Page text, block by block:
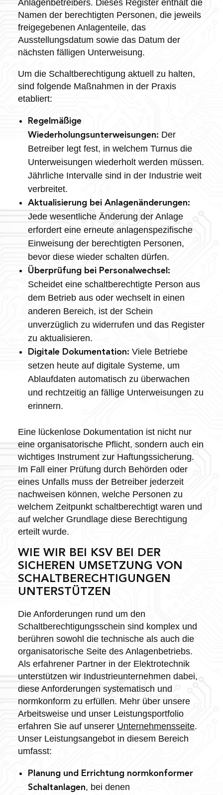
Anlagenbetreibers. Dieses Register enthält die
Namen der berechtigten Personen, die jeweils
freigegebenen Anlagenteile, das
Ausstellungsdatum sowie das Datum der
nächsten fälligen Unterweisung.
Um die Schaltberechtigung aktuell zu halten,
sind folgende Maßnahmen in der Praxis
etabliert:
Regelmäßige
Wiederholungsunterweisungen: Der
Betreiber legt fest, in welchem Turnus die
Unterweisungen wiederholt werden müssen.
Jährliche Intervalle sind in der Industrie weit
verbreitet.
Aktualisierung bei Anlagenänderungen:
Jede wesentliche Änderung der Anlage
erfordert eine erneute anlagenspezifische
Einweisung der berechtigten Personen,
bevor diese wieder schalten dürfen.
Überprüfung bei Personalwechsel:
Scheidet eine schaltberechtigte Person aus
dem Betrieb aus oder wechselt in einen
anderen Bereich, ist der Schein
unverzüglich zu widerrufen und das Register
zu aktualisieren.
Digitale Dokumentation: Viele Betriebe
setzen heute auf digitale Systeme, um
Ablaufdaten automatisch zu überwachen
und rechtzeitig an fällige Unterweisungen zu
erinnern.
Eine lückenlose Dokumentation ist nicht nur
eine organisatorische Pflicht, sondern auch ein
wichtiges Instrument zur Haftungssicherung.
Im Fall einer Prüfung durch Behörden oder
eines Unfalls muss der Betreiber jederzeit
nachweisen können, welche Personen zu
welchem Zeitpunkt schaltberechtigt waren und
auf welcher Grundlage diese Berechtigung
erteilt wurde.
WIE WIR BEI KSV BEI DER
SICHEREN UMSETZUNG VON
SCHALTBERECHTIGUNGEN
UNTERSTÜTZEN
Die Anforderungen rund um den
Schaltberechtigungsschein sind komplex und
berühren sowohl die technische als auch die
organisatorische Seite des Anlagenbetriebs.
Als erfahrener Partner in der Elektrotechnik
unterstützen wir Industrieunternehmen dabei,
diese Anforderungen systematisch und
normkonform zu erfüllen. Mehr über unsere
Arbeitsweise und unser Leistungsportfolio
erfahren Sie auf unserer Unternehmensseite.
Unser Leistungsangebot in diesem Bereich
umfasst:
Planung und Errichtung normkonformer
Schaltanlagen, bei denen